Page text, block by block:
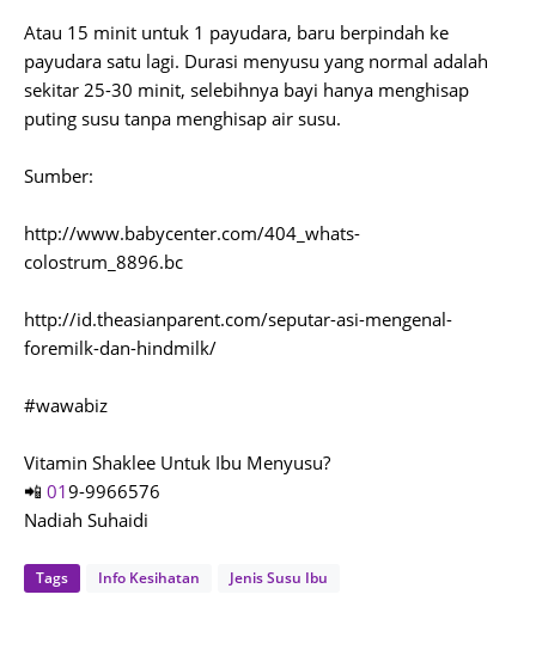
Atau 15 minit untuk 1 payudara, baru berpindah ke
payudara satu lagi. Durasi menyusu yang normal adalah
sekitar 25-30 minit, selebihnya bayi hanya menghisap
puting susu tanpa menghisap air susu.
Sumber:
http://www.babycenter.com/404_whats-
colostrum_8896.bc
http://id.theasianparent.com/seputar-asi-mengenal-
foremilk-dan-hindmilk/
#wawabiz
Vitamin Shaklee Untuk Ibu Menyusu?
📲 019-9966576
Nadiah Suhaidi
Tags Info Kesihatan Jenis Susu Ibu